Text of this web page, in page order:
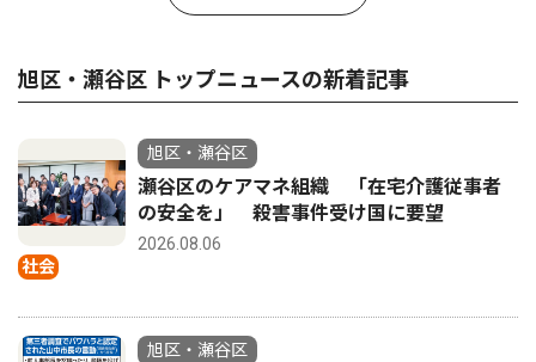
旭区・瀬谷区 トップニュースの新着記事
社会
旭区・瀬谷区
瀬谷区のケアマネ組織 「在宅介護従事者
の安全を」 殺害事件受け国に要望
2026.08.06
旭区・瀬谷区